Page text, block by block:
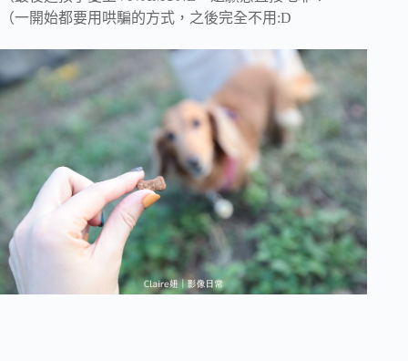
（一開始都要用哄騙的方式，之後完全不用:D